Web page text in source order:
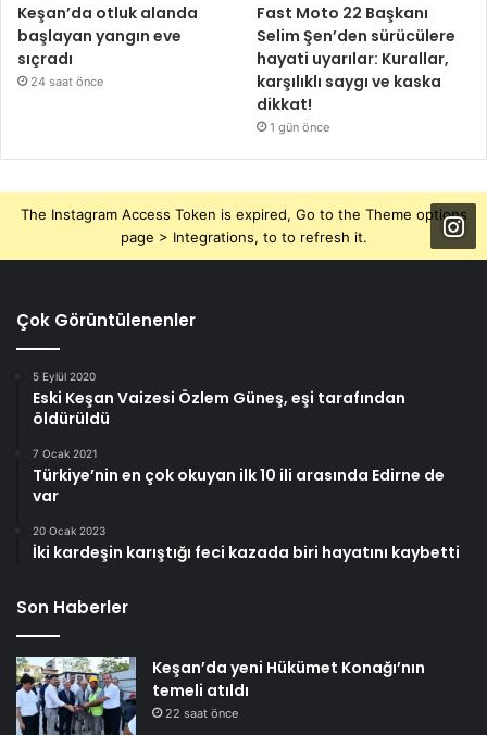
Keşan’da otluk alanda
başlayan yangın eve
sıçradı
24 saat önce
Fast Moto 22 Başkanı
Selim Şen’den sürücülere
hayati uyarılar: Kurallar,
karşılıklı saygı ve kaska
dikkat!
1 gün önce
The Instagram Access Token is expired, Go to the Theme options
page > Integrations, to to refresh it.
Çok Görüntülenenler
5 Eylül 2020
Eski Keşan Vaizesi Özlem Güneş, eşi tarafından
öldürüldü
7 Ocak 2021
Türkiye’nin en çok okuyan ilk 10 ili arasında Edirne de
var
20 Ocak 2023
İki kardeşin karıştığı feci kazada biri hayatını kaybetti
Son Haberler
Keşan’da yeni Hükümet Konağı’nın
temeli atıldı
22 saat önce